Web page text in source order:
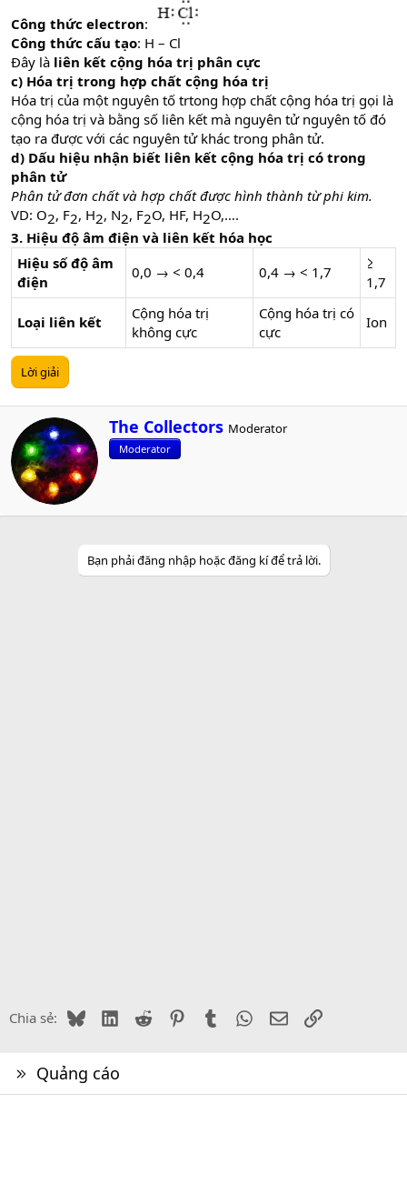
Công thức electron:
Công thức cấu tạo: H – Cl
Đây là liên kết cộng hóa trị phân cực
c) Hóa trị trong hợp chất cộng hóa trị
Hóa trị của một nguyên tố trtong hợp chất cộng hóa trị gọi là
cộng hóa trị và bằng số liên kết mà nguyên tử nguyên tố đó
tạo ra được với các nguyên tử khác trong phân tử.
d) Dấu hiệu nhận biết liên kết cộng hóa trị có trong
phân tử
Phân tử đơn chất và hợp chất được hình thành từ phi kim.
VD: O2​, F2​, H2​, N2​, F2​O, HF, H2​O,….
3. Hiệu độ âm điện và liên kết hóa học
Hiệu số độ âm
điện
0,0 → < 0,4 0,4 → < 1,7
≥
1,7
Loại liên kết
Cộng hóa trị
không cực
Cộng hóa trị có
cực
Ion
Lời giải
W
r
i
n
The Collectors Moderator
Moderator
Bạn phải đăng nhập hoặc đăng kí để trả lời.
Chia sẻ: BlueskyLinkedIn
Reddit PinterestTumblr WhatsApp
EmailLink
Quảng cáo